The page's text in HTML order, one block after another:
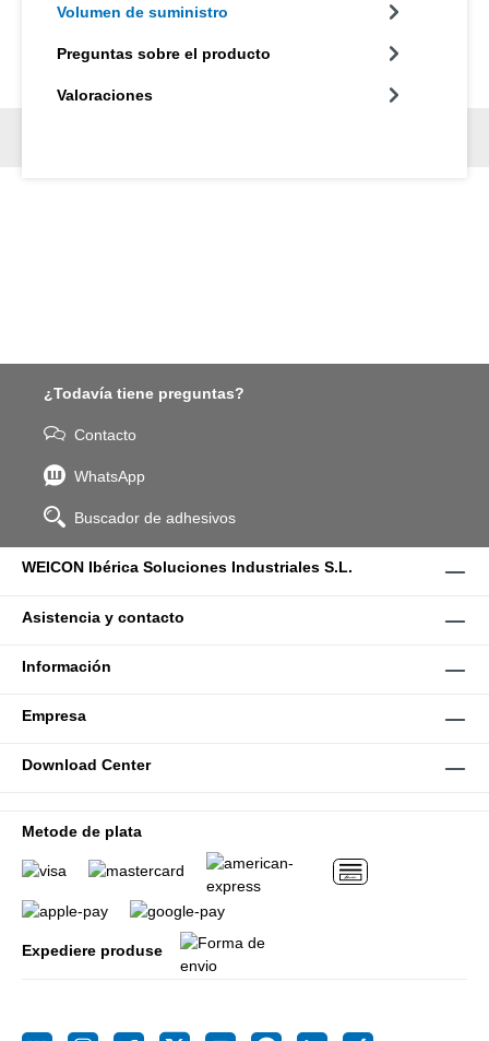
Volumen de suministro
Preguntas sobre el producto
Valoraciones
¿Todavía tiene preguntas?
Contacto
WhatsApp
Buscador de adhesivos
WEICON Ibérica Soluciones Industriales S.L.
Asistencia y contacto
Información
Empresa
Download Center
Metode de plata
Expediere produse